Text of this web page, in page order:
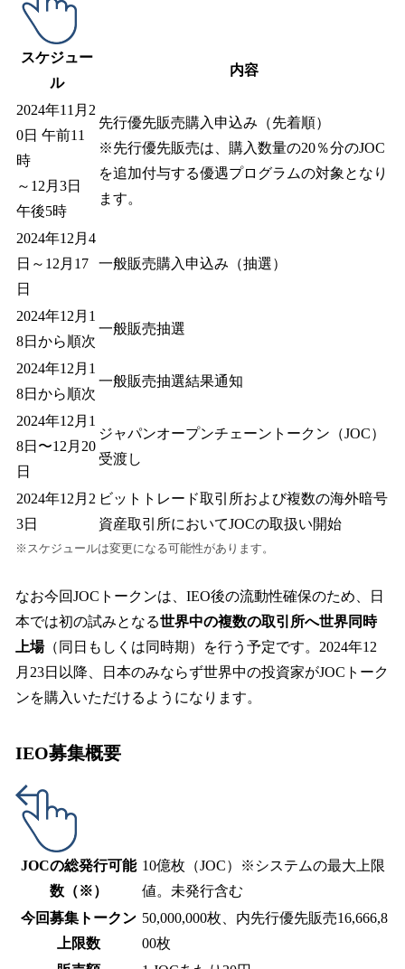
スケジュー
ル
内容
2024年11月2
0日 午前11
時
～12月3日
午後5時
先行優先販売購入申込み（先着順）
※先行優先販売は、購入数量の20％分のJOC
を追加付与する優遇プログラムの対象となり
ます。
2024年12月4
日～12月17
日
一般販売購入申込み（抽選）
2024年12月1
8日から順次
一般販売抽選
2024年12月1
8日から順次
一般販売抽選結果通知
2024年12月1
8日〜12月20
日
ジャパンオープンチェーントークン（JOC）
受渡し
2024年12月2
3日
ビットトレード取引所および複数の海外暗号
資産取引所においてJOCの取扱い開始
※スケジュールは変更になる可能性があります。
なお今回JOCトークンは、IEO後の流動性確保のため、日
本では初の試みとなる世界中の複数の取引所へ世界同時
上場（同日もしくは同時期）を行う予定です。2024年12
月23日以降、日本のみならず世界中の投資家がJOCトーク
ンを購入いただけるようになります。
IEO募集概要
JOCの総発行可能
数（※）
10億枚（JOC）※システムの最大上限
値。未発行含む
今回募集トークン
上限数
50,000,000枚、内先行優先販売16,666,8
00枚